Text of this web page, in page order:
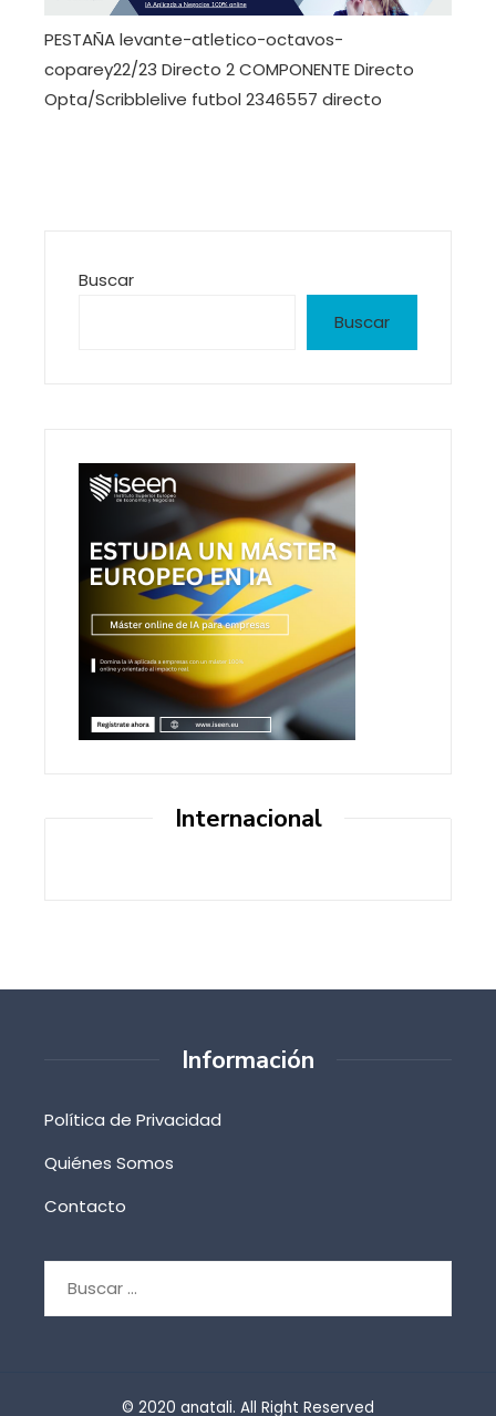
PESTAÑA levante-atletico-octavos-
coparey22/23 Directo 2 COMPONENTE Directo
Opta/Scribblelive futbol 2346557 directo
Buscar
Buscar
Internacional
Información
Política de Privacidad
Quiénes Somos
Contacto
© 2020 anatali. All Right Reserved